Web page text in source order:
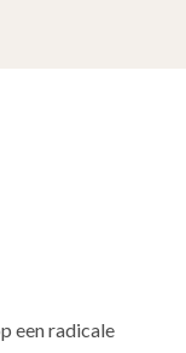
een radicale